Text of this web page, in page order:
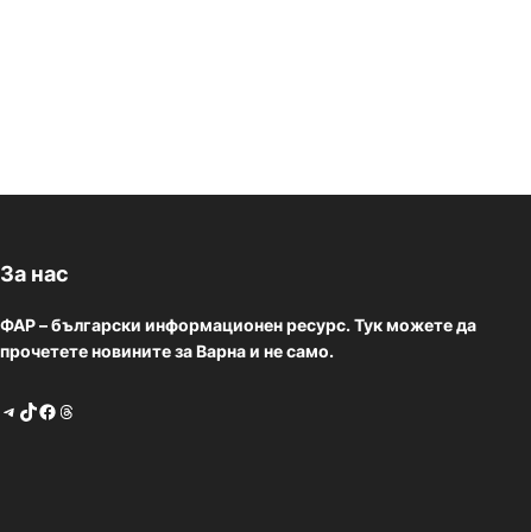
За нас
ФАР – български информационен ресурс. Тук можете да
прочетете новините за Варна и не само.
Telegram TikTok Facebook Threads